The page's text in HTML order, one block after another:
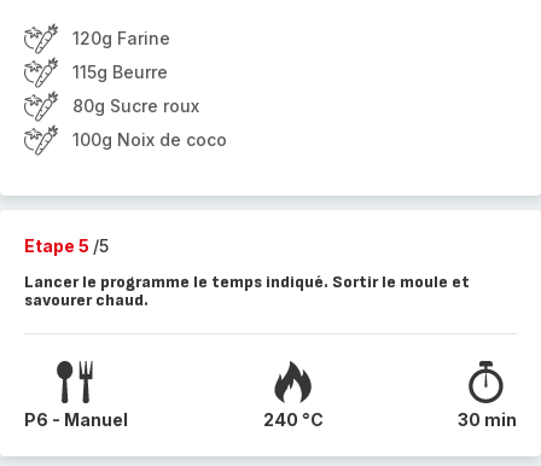
120g Farine
115g Beurre
80g Sucre roux
100g Noix de coco
Etape 5 /5
Lancer le programme le temps indiqué. Sortir le moule et
savourer chaud.
P6 - Manuel 240 °C 30 min